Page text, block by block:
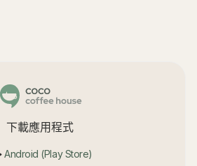
下載應用程式
Android (Play Store)